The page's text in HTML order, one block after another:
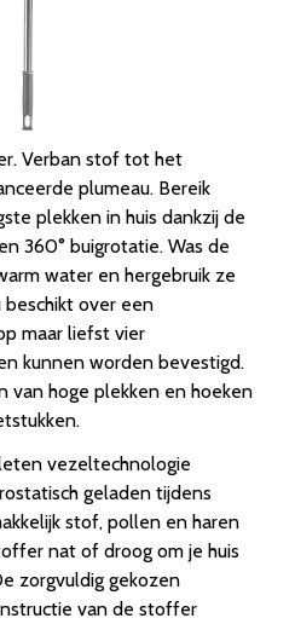
Verban stof tot het
plumeau. Bereik
plekken in huis dankzij de
360° buigrotatie. Was de
water en hergebruik ze
over een
maar liefst vier
kunnen worden bevestigd.
van hoge plekken en hoeken
vezeltechnologie
geladen tijdens
stof, pollen en haren
nat of droog om je huis
zorgvuldig gekozen
van de stoffer